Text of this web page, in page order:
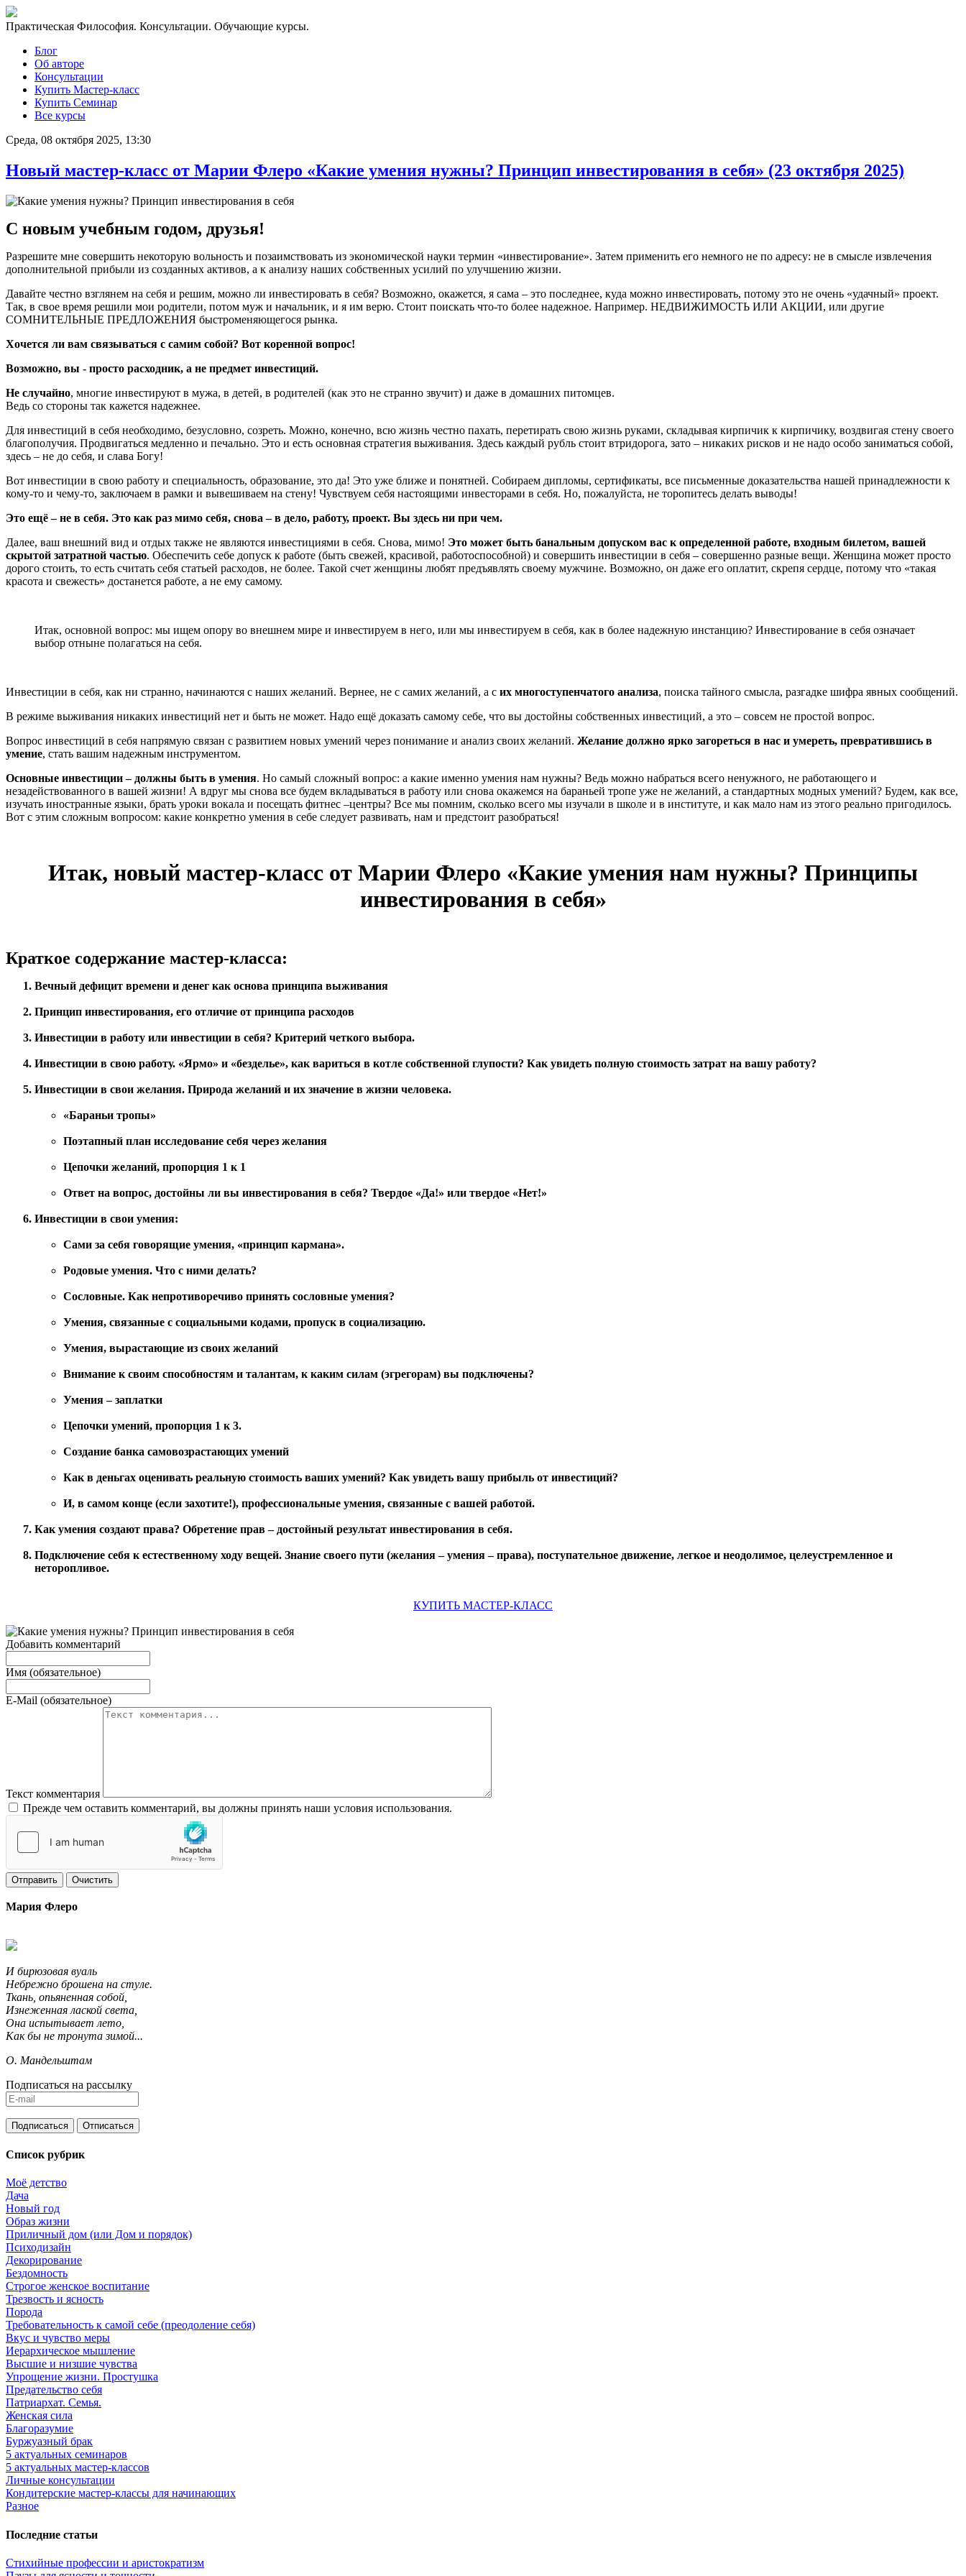
Практическая Философия. Консультации. Обучающие курсы.
Блог
Об авторе
Консультации
Купить Мастер-класс
Купить Семинар
Все курсы
Среда, 08 октября 2025, 13:30
Новый мастер-класс от Марии Флеро «Какие умения нужны? Принцип инвестирования в себя» (23 октября 2025)
С новым учебным годом, друзья!
Разрешите мне совершить некоторую вольность и позаимствовать из экономической науки термин «инвестирование». Затем применить его немного не по адресу: не в смысле извлечения
дополнительной прибыли из созданных активов, а к анализу наших собственных усилий по улучшению жизни.
Давайте честно взглянем на себя и решим, можно ли инвестировать в себя? Возможно, окажется, я сама – это последнее, куда можно инвестировать, потому это не очень «удачный» проект.
Так, в свое время решили мои родители, потом муж и начальник, и я им верю. Стоит поискать что-то более надежное. Например. НЕДВИЖИМОСТЬ ИЛИ АКЦИИ, или другие
СОМНИТЕЛЬНЫЕ ПРЕДЛОЖЕНИЯ быстроменяющегося рынка.
Хочется ли вам связываться с самим собой? Вот коренной вопрос!
Возможно, вы - просто расходник, а не предмет инвестиций.
Не случайно, многие инвестируют в мужа, в детей, в родителей (как это не странно звучит) и даже в домашних питомцев.
Ведь со стороны так кажется надежнее.
Для инвестиций в себя необходимо, безусловно, созреть. Можно, конечно, всю жизнь честно пахать, перетирать свою жизнь руками, складывая кирпичик к кирпичику, воздвигая стену своего
благополучия. Продвигаться медленно и печально. Это и есть основная стратегия выживания. Здесь каждый рубль стоит втридорога, зато – никаких рисков и не надо особо заниматься собой,
здесь – не до себя, и слава Богу!
Вот инвестиции в свою работу и специальность, образование, это да! Это уже ближе и понятней. Собираем дипломы, сертификаты, все письменные доказательства нашей принадлежности к
кому-то и чему-то, заключаем в рамки и вывешиваем на стену! Чувствуем себя настоящими инвесторами в себя. Но, пожалуйста, не торопитесь делать выводы!
Это ещё – не в себя. Это как раз мимо себя, снова – в дело, работу, проект. Вы здесь ни при чем.
Далее, ваш внешний вид и отдых также не являются инвестициями в себя. Снова, мимо! Это может быть банальным допуском вас к определенной работе, входным билетом, вашей
скрытой затратной частью. Обеспечить себе допуск к работе (быть свежей, красивой, работоспособной) и совершить инвестиции в себя – совершенно разные вещи. Женщина может просто
дорого стоить, то есть считать себя статьей расходов, не более. Такой счет женщины любят предъявлять своему мужчине. Возможно, он даже его оплатит, скрепя сердце, потому что «такая
красота и свежесть» достанется работе, а не ему самому.
Итак, основной вопрос: мы ищем опору во внешнем мире и инвестируем в него, или мы инвестируем в себя, как в более надежную инстанцию? Инвестирование в себя означает
выбор отныне полагаться на себя.
Инвестиции в себя, как ни странно, начинаются с наших желаний. Вернее, не с самих желаний, а с их многоступенчатого анализа, поиска тайного смысла, разгадке шифра явных сообщений.
В режиме выживания никаких инвестиций нет и быть не может. Надо ещё доказать самому себе, что вы достойны собственных инвестиций, а это – совсем не простой вопрос.
Вопрос инвестиций в себя напрямую связан с развитием новых умений через понимание и анализ своих желаний. Желание должно ярко загореться в нас и умереть, превратившись в
умение, стать вашим надежным инструментом.
Основные инвестиции – должны быть в умения. Но самый сложный вопрос: а какие именно умения нам нужны? Ведь можно набраться всего ненужного, не работающего и
незадействованного в вашей жизни! А вдруг мы снова все будем вкладываться в работу или снова окажемся на бараньей тропе уже не желаний, а стандартных модных умений? Будем, как все,
изучать иностранные языки, брать уроки вокала и посещать фитнес –центры? Все мы помним, сколько всего мы изучали в школе и в институте, и как мало нам из этого реально пригодилось.
Вот с этим сложным вопросом: какие конкретно умения в себе следует развивать, нам и предстоит разобраться!
Итак, новый мастер-класс от Марии Флеро «Какие умения нам нужны? Принципы
инвестирования в себя»
Краткое содержание мастер-класса:
Вечный дефицит времени и денег как основа принципа выживания
Принцип инвестирования, его отличие от принципа расходов
Инвестиции в работу или инвестиции в себя? Критерий четкого выбора.
Инвестиции в свою работу. «Ярмо» и «безделье», как вариться в котле собственной глупости? Как увидеть полную стоимость затрат на вашу работу?
Инвестиции в свои желания. Природа желаний и их значение в жизни человека.
«Бараньи тропы»
Поэтапный план исследование себя через желания
Цепочки желаний, пропорция 1 к 1
Ответ на вопрос, достойны ли вы инвестирования в себя? Твердое «Да!» или твердое «Нет!»
Инвестиции в свои умения:
Сами за себя говорящие умения, «принцип кармана».
Родовые умения. Что с ними делать?
Сословные. Как непротиворечиво принять сословные умения?
Умения, связанные с социальными кодами, пропуск в социализацию.
Умения, вырастающие из своих желаний
Внимание к своим способностям и талантам, к каким силам (эгрегорам) вы подключены?
Умения – заплатки
Цепочки умений, пропорция 1 к 3.
Создание банка самовозрастающих умений
Как в деньгах оценивать реальную стоимость ваших умений? Как увидеть вашу прибыль от инвестиций?
И, в самом конце (если захотите!), профессиональные умения, связанные с вашей работой.
Как умения создают права? Обретение прав – достойный результат инвестирования в себя.
Подключение себя к естественному ходу вещей. Знание своего пути (желания – умения – права), поступательное движение, легкое и неодолимое, целеустремленное и
неторопливое.
КУПИТЬ МАСТЕР-КЛАСС
Добавить комментарий
Имя (обязательное)
E-Mail (обязательное)
Текст комментария
Прежде чем оставить комментарий, вы должны принять наши условия использования.
Отправить Очистить
Мария Флеро
И бирюзовая вуаль
Небрежно брошена на стуле.
Ткань, опьяненная собой,
Изнеженная лаской света,
Она испытывает лето,
Как бы не тронута зимой...
О. Мандельштам
Подписаться на рассылку
Список рубрик
Моё детство
Дача
Новый год
Образ жизни
Приличный дом (или Дом и порядок)
Психодизайн
Декорирование
Бездомность
Строгое женское воспитание
Трезвость и ясность
Порода
Требовательность к самой себе (преодоление себя)
Вкус и чувство меры
Иерархическое мышление
Высшие и низшие чувства
Упрощение жизни. Простушка
Предательство себя
Патриархат. Семья.
Женская сила
Благоразумие
Буржуазный брак
5 актуальных семинаров
5 актуальных мастер-классов
Личные консультации
Кондитерские мастер-классы для начинающих
Разное
Последние статьи
Стихийные профессии и аристократизм